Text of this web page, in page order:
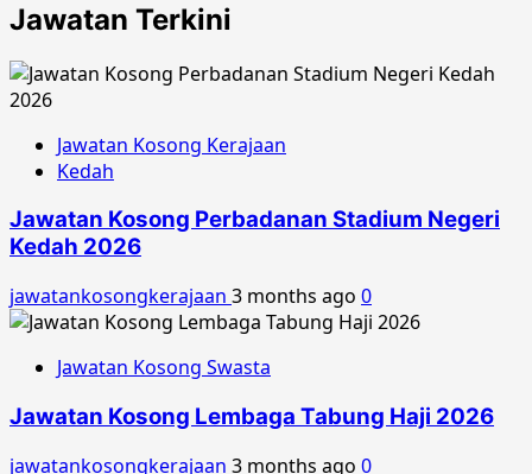
Jawatan Terkini
Jawatan Kosong Kerajaan
Kedah
Jawatan Kosong Perbadanan Stadium Negeri
Kedah 2026
jawatankosongkerajaan 3 months ago 0
Jawatan Kosong Swasta
Jawatan Kosong Lembaga Tabung Haji 2026
jawatankosongkerajaan 3 months ago 0